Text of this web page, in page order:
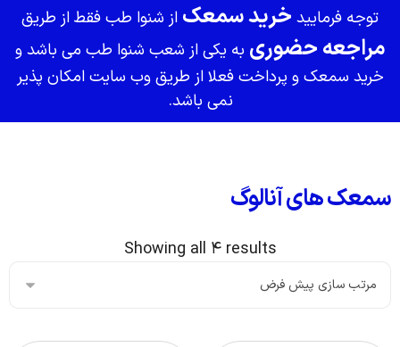
توجه فرمایید خرید سمعک از شنوا طب فقط از طریق
مراجعه حضوری به یکی از شعب شنوا طب می باشد و
خرید سمعک و پرداخت فعلا از طریق وب سایت امکان پذیر
نمی باشد.
سمعک های آنالوگ
Showing all ۴ results